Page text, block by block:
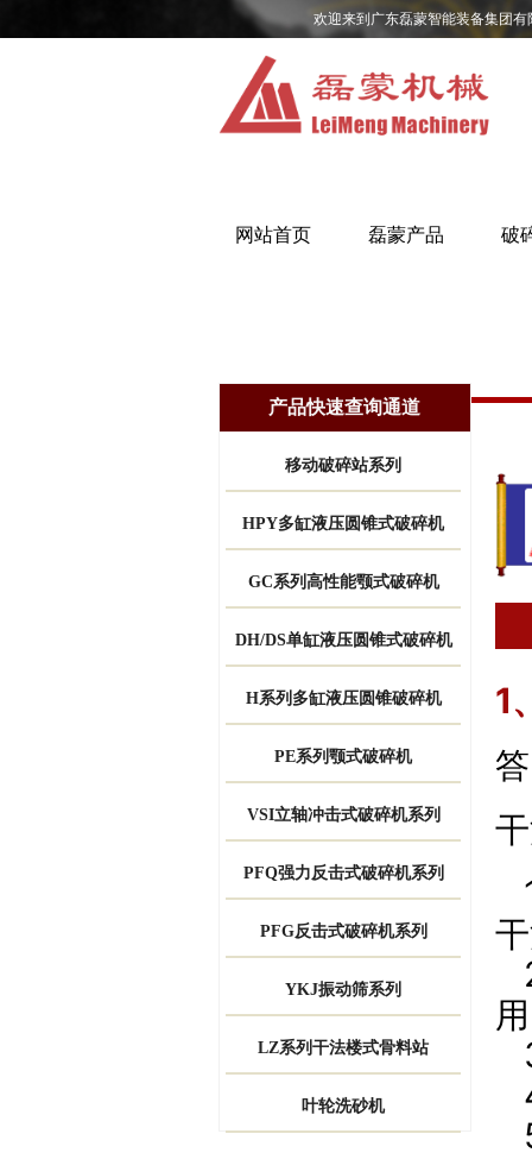
欢迎来到广东磊蒙智能装备集团
网站首页 磊蒙产品 破
产品快速查询通道
移动破碎站系列
HPY多缸液压圆锥式破碎机
GC系列高性能颚式破碎机
DH/DS单缸液压圆锥式破碎机
H系列多缸液压圆锥破碎机
PE系列颚式破碎机
VSI立轴冲击式破碎机系列
PFQ强力反击式破碎机系列
PFG反击式破碎机系列
YKJ振动筛系列
LZ系列干法楼式骨料站
叶轮洗砂机
1